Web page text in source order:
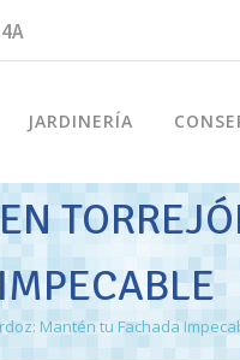
JARDINERÍA
Mantén tu Fachada